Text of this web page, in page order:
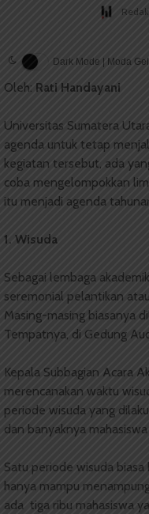
Dark Mode | Moda
Oleh: Rati Handayani
Universitas Sumatera
agenda untuk tetap
kegiatan tersebut, ada
coba mengelompokkan
itu menjadi agenda
1. Wisuda
Sebagai lembaga
seremonial pelantikan
Masing-masing biasanya
Tempatnya, di Gedung
Kepala Subbagian Acara
merencanakan waktu
periode wisuda yang
dan banyaknya
Satu periode wisuda
hanya mampu
ada tiga ribu mahasiswa